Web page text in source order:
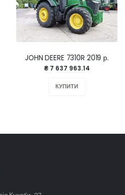
JOHN DEERE 7310R 2019 р.
₴ 7 637 963.14
КУПИТИ